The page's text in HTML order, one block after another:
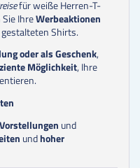
für weiße Herren-T-
IhreWerbeaktionen
Shirts.
oder als Geschenk,
Möglichkeit, Ihre
und
undhoher